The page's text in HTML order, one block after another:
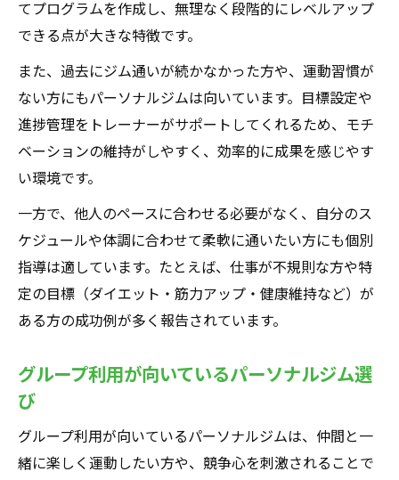
てプログラムを作成し、無理なく段階的にレベルアップ
できる点が大きな特徴です。
また、過去にジム通いが続かなかった方や、運動習慣が
ない方にもパーソナルジムは向いています。目標設定や
進捗管理をトレーナーがサポートしてくれるため、モチ
ベーションの維持がしやすく、効率的に成果を感じやす
い環境です。
一方で、他人のペースに合わせる必要がなく、自分のス
ケジュールや体調に合わせて柔軟に通いたい方にも個別
指導は適しています。たとえば、仕事が不規則な方や特
定の目標（ダイエット・筋力アップ・健康維持など）が
ある方の成功例が多く報告されています。
グループ利用が向いているパーソナルジム選
び
グループ利用が向いているパーソナルジムは、仲間と一
緒に楽しく運動したい方や、競争心を刺激されることで